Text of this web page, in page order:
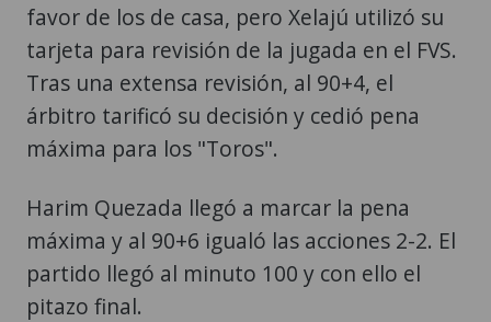
favor de los de casa, pero Xelajú utilizó su
tarjeta para revisión de la jugada en el FVS.
Tras una extensa revisión, al 90+4, el
árbitro tarificó su decisión y cedió pena
máxima para los "Toros".
Harim Quezada llegó a marcar la pena
máxima y al 90+6 igualó las acciones 2-2. El
partido llegó al minuto 100 y con ello el
pitazo final.